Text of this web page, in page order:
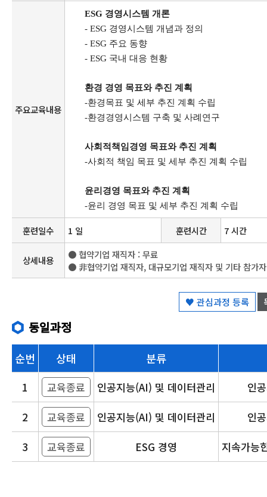
주요교육내용
ESG 경영시스템 개론
- ESG 경영시스템 개념과 정의
- ESG 주요 동향
- ESG 국내 대응 현황
환경 경영 목표와 추진 계획
-환경목표 및 세부 추진 계획 수립
-환경경영시스템 구축 및 사례연구
사회적책임경영 목표와 추진 계획
-사회적 책임 목표 및 세부 추진 계획 수립
윤리경영 목표와 추진 계획
-윤리 경영 목표 및 세부 추진 계획 수립
훈련일수 1 일 훈련시간 7 시간
상세내용
● 협약기업 재직자 : 무료
● 非협약기업 재직자, 대규모기업 재직자 및 기타 참가
♥ 관심과정 등록
동일과정
순번 상태 분류
1 교육종료 인공지능(AI) 및 데이터관리
인
2
교육종료 인공지능(AI) 및 데이터관리
인
3
교육종료 ESG 경영 지속가능